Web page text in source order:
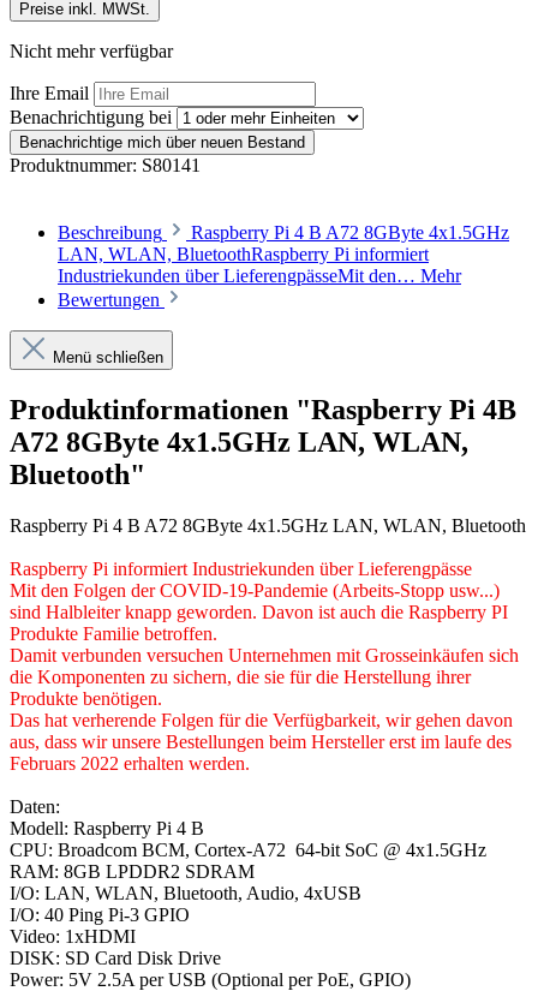
Preise inkl. MWSt.
Nicht mehr verfügbar
Ihre Email
Benachrichtigung bei
Benachrichtige mich über neuen Bestand
Produktnummer: S80141
Beschreibung
Raspberry Pi 4 B A72 8GByte 4x1.5GHz
LAN, WLAN, BluetoothRaspberry Pi informiert
Industriekunden über LieferengpässeMit den… Mehr
Bewertungen
Menü schließen
Produktinformationen "Raspberry Pi 4B
A72 8GByte 4x1.5GHz LAN, WLAN,
Bluetooth"
Raspberry Pi 4 B A72 8GByte 4x1.5GHz LAN, WLAN, Bluetooth
Raspberry Pi informiert Industriekunden über Lieferengpässe
Mit den Folgen der COVID-19-Pandemie (Arbeits-Stopp usw...)
sind Halbleiter knapp geworden. Davon ist auch die Raspberry PI
Produkte Familie betroffen.
Damit verbunden versuchen Unternehmen mit Grosseinkäufen sich
die Komponenten zu sichern, die sie für die Herstellung ihrer
Produkte benötigen.
Das hat verherende Folgen für die Verfügbarkeit, wir gehen davon
aus, dass wir unsere Bestellungen beim Hersteller erst im laufe des
Februars 2022 erhalten werden.
Daten:
Modell: Raspberry Pi 4 B
CPU: Broadcom BCM, Cortex-A72 64-bit SoC @ 4x1.5GHz
RAM: 8GB LPDDR2 SDRAM
I/O: LAN, WLAN, Bluetooth, Audio, 4xUSB
I/O: 40 Ping Pi-3 GPIO
Video: 1xHDMI
DISK: SD Card Disk Drive
Power: 5V 2.5A per USB (Optional per PoE, GPIO)